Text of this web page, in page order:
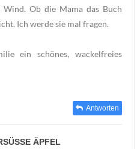
Ob die Mama das Buch
Ich werde sie mal fragen.
ein schönes, wackelfreies
Antworten
ÄPFEL